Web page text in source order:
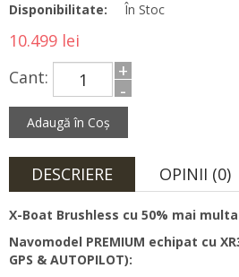
Disponibilitate:
În Stoc
10.499 lei
Cant:
+
-
DESCRIERE OPINII (0)
X-Boat Brushless cu 50% mai
Navomodel PREMIUM echipat cu
GPS & AUTOPILOT):